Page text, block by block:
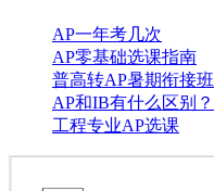
AP一年考几次
AP零基础选课指南
普高转AP暑期衔接班
AP和IB有什么区别？
工程专业AP选课